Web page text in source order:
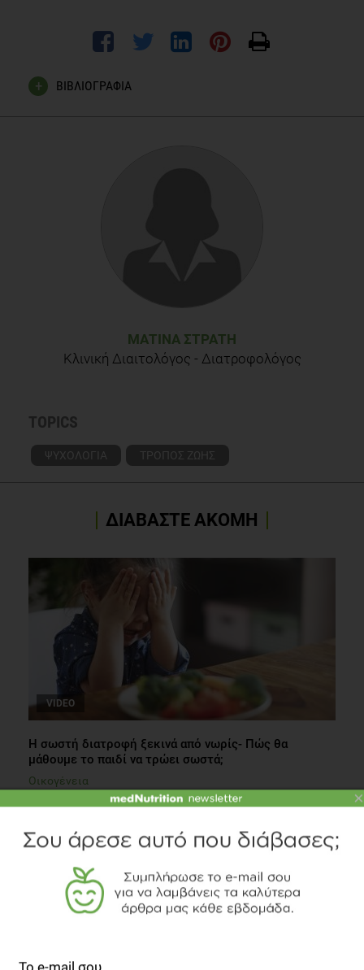
ΒΙΒΛΙΟΓΡΑΦΙΑ
ΜΑΤΊΝΑ ΣΤΡΆΤΗ
Κλινική Διαιτολόγος - Διατροφολόγος
TOPICS
ΨΥΧΟΛΟΓΙΑ ΤΡΟΠΟΣ ΖΩΗΣ
ΔΙΑΒΑΣΤΕ ΑΚΟΜΗ
VIDEO
Η σωστή διατροφή ξεκινά από νωρίς- Πώς θα
μάθουμε το παιδί να τρώει σωστά;
Οικογένεια
1 λεπτό να διαβαστεί
×